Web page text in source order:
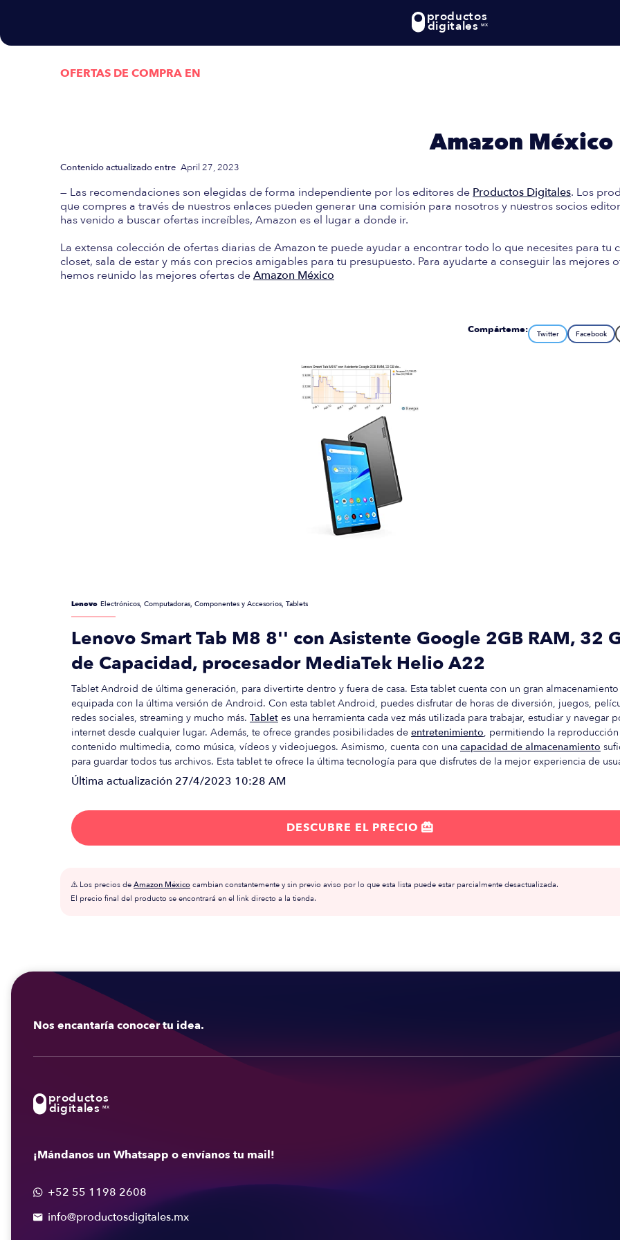
productos
digitales MX
OFERTAS DE COMPRA EN
las mejores Ofertas de Compra enAmazon México
Contenido actualizado entre April 27, 2023
— Las recomendaciones son elegidas de forma independiente por los editores de Productos Digitales. Los
que compres a través de nuestros enlaces pueden generar una comisión para nosotros y nuestros socios
has venido a buscar ofertas increíbles, Amazon es el lugar a donde ir.
La extensa colección de ofertas diarias de Amazon te puede ayudar a encontrar todo lo que necesites para tu
closet, sala de estar y más con precios amigables para tu presupuesto. Para ayudarte a conseguir las mejores
hemos reunido las mejores ofertas deAmazon México
Compárteme: Twitter Facebook
Lenovo Electrónicos, Computadoras, Componentes y Accesorios, Tablets
Lenovo Smart Tab M8 8'' con Asistente Google 2GB RAM, 32
de Capacidad, procesador MediaTek Helio A22
Tablet Android de última generación, para divertirte dentro y fuera de casa. Esta tablet cuenta con un gran almacenamiento
equipada con la última versión de Android. Con esta tablet Android, puedes disfrutar de horas de diversión, juegos,
redes sociales, streaming y mucho más. Tablet es una herramienta cada vez más utilizada para trabajar, estudiar y navegar
internet desde cualquier lugar. Además, te ofrece grandes posibilidades de entretenimiento, permitiendo la
contenido multimedia, como música, vídeos y videojuegos. Asimismo, cuenta con una capacidad de almacenamiento
para guardar todos tus archivos. Esta tablet te ofrece la última tecnología para que disfrutes de la mejor experiencia de
Última actualización 27/4/2023 10:28 AM
DESCUBRE EL PRECIO 
⚠️ Los precios de Amazon México cambian constantemente y sin previo aviso por lo que esta lista puede estar parcialmente desactualizada.
El precio final del producto se encontrará en el link directo a la tienda.
Nos encantaría conocer tu idea.
productos
digitales MX
¡Mándanos un Whatsapp o envíanos tu mail!
 +52 55 1198 2608
 info@productosdigitales.mx